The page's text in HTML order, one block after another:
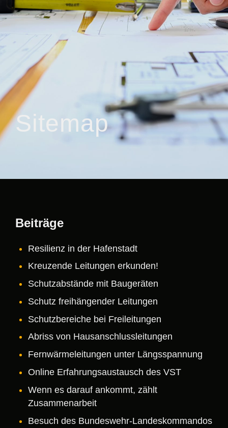
Sitemap
Beiträge
Resilienz in der Hafenstadt
Kreuzende Leitungen erkunden!
Schutzabstände mit Baugeräten
Schutz freihängender Leitungen
Schutzbereiche bei Freileitungen
Abriss von Hausanschlussleitungen
Fernwärmeleitungen unter Längsspannung
Online Erfahrungsaustausch des VST
Wenn es darauf ankommt, zählt
Zusammenarbeit
Besuch des Bundeswehr-Landeskommandos